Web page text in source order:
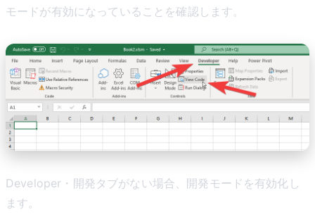
モードが有効になっていることを確認します。
Developer・開発タブがない場合、開発モードを有効化し
ます。